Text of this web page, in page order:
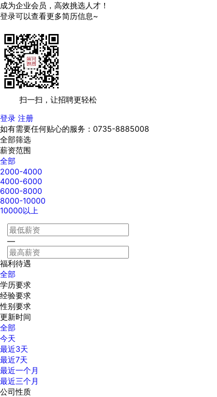
成为企业会员，高效挑选人才！
登录可以查看更多简历信息~
扫一扫，让招聘更轻松
登录 注册
如有需要任何贴心的服务：0735-8885008
全部筛选
薪资范围
全部
2000-4000
4000-6000
6000-8000
8000-10000
10000以上
—
福利待遇
全部
学历要求
经验要求
性别要求
更新时间
全部
今天
最近3天
最近7天
最近一个月
最近三个月
公司性质